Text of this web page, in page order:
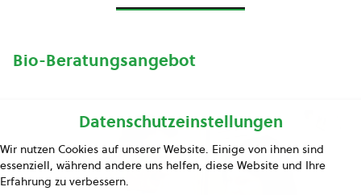
Bio-Beratungsangebot
Datenschutzeinstellungen
Wir nutzen Cookies auf unserer Website. Einige von ihnen sind
essenziell, während andere uns helfen, diese Website und Ihre
Erfahrung zu verbessern.